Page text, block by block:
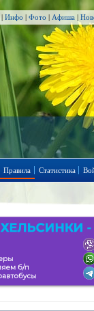
| Инфо | Фото | Афиша |
Правила Статистика